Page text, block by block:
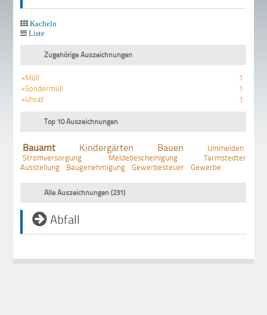
Kacheln
Liste
Zugehörige Auszeichnungen
+Müll
1
+Sondermüll
1
+Unrat
1
Top 10 Auszeichnungen
Bauamt Kindergärten Bauen
Ummelden
Stromversorgung
Meldebescheinigung
Tarmstedter
Ausstellung
Baugenehmigung Gewerbesteuer Gewerbe
Alle Auszeichnungen (231)
Abfall